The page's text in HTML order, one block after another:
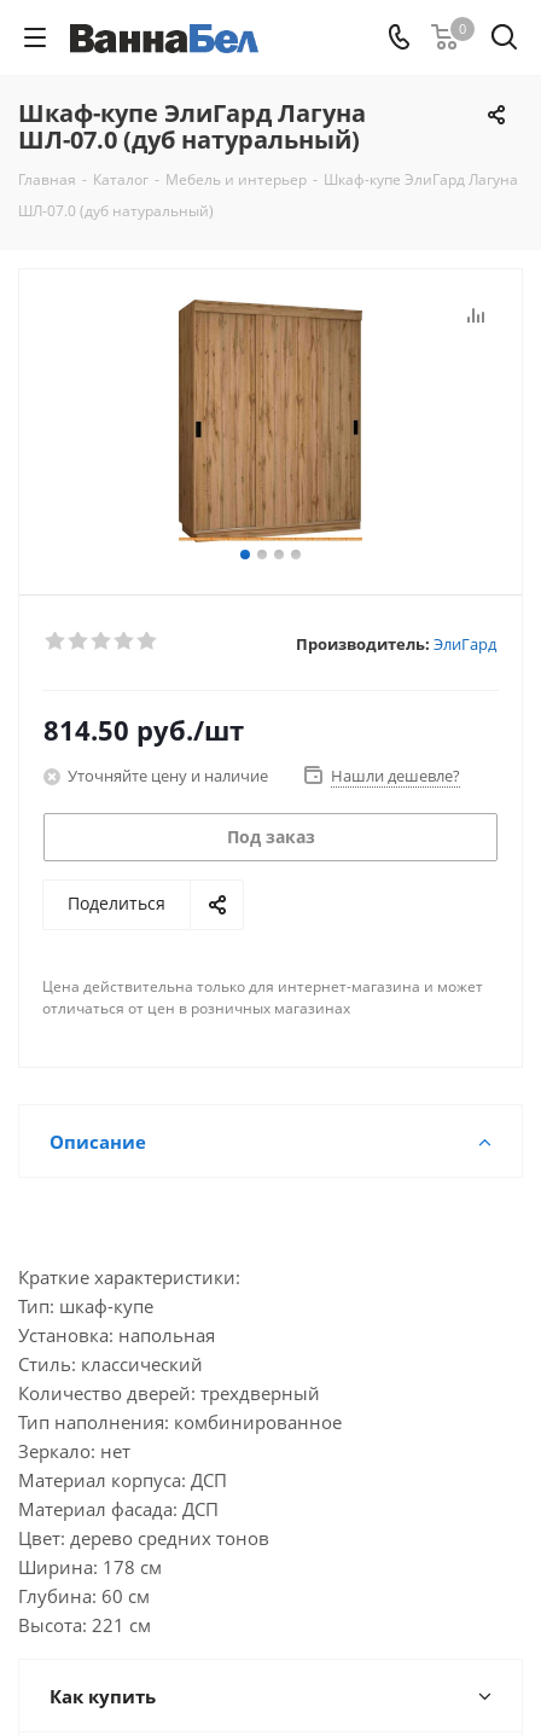
0
Шкаф-купе ЭлиГард Лагуна
ШЛ-07.0 (дуб натуральный)
Главная - Каталог - Мебель и интерьер - Шкаф-купе ЭлиГард Лагуна
ШЛ-07.0 (дуб натуральный)
Производитель: ЭлиГард
814.50 руб./шт
Уточняйте цену и наличие Нашли дешевле?
Под заказ
Поделиться
Цена действительна только для интернет-магазина и может
отличаться от цен в розничных магазинах
Описание
Краткие характеристики:
Тип: шкаф-купе
Установка: напольная
Стиль: классический
Количество дверей: трехдверный
Тип наполнения: комбинированное
Зеркало: нет
Материал корпуса: ДСП
Материал фасада: ДСП
Цвет: дерево средних тонов
Ширина: 178 см
Глубина: 60 см
Высота: 221 см
Как купить